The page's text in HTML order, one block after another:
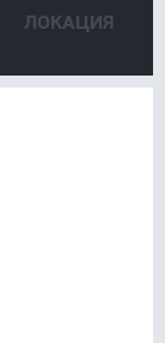
ЛОКАЦИЯ